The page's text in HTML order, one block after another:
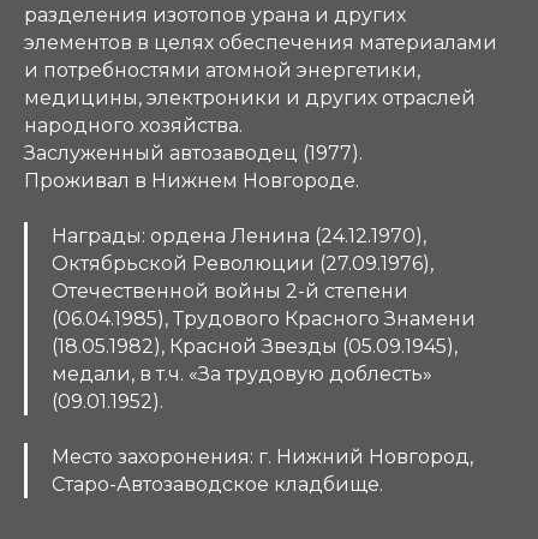
разделения изотопов урана и других
элементов в целях обеспечения материалами
и потребностями атомной энергетики,
медицины, электроники и других отраслей
народного хозяйства.
Заслуженный автозаводец (1977).
Проживал в Нижнем Новгороде.
Награды: ордена Ленина (24.12.1970),
Октябрьской Революции (27.09.1976),
Отечественной войны 2-й степени
(06.04.1985), Трудового Красного Знамени
(18.05.1982), Красной Звезды (05.09.1945),
медали, в т.ч. «За трудовую доблесть»
(09.01.1952).
Место захоронения: г. Нижний Новгород,
Старо-Автозаводское кладбище.